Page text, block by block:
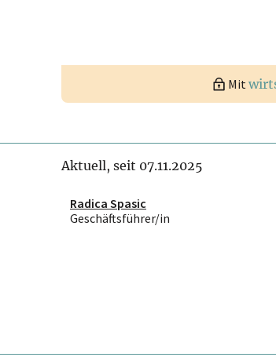
Mit
Aktuell, seit 07.11.2025
Radica Spasic
Geschäftsführer/in